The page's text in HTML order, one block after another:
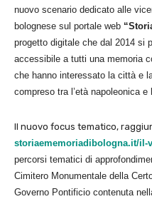
nuovo scenario dedicato alle
bolognese sul portale web
progetto digitale che dal 2014 si
accessibile a tutti una memoria
che hanno interessato la città e
compreso tra l’età napoleonica
Il nuovo focus tematico,
storiaememoriadibologna.it/il-
percorsi tematici di
Cimitero Monumentale della
Governo Pontificio contenuta